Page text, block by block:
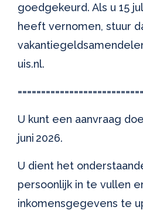
goedgekeurd. Als u 15
heeft vernomen, stuur
uis.nl.
U kunt een aanvraag
juni 2026.
U dient het
persoonlijk in te vullen
inkomensgegevens te